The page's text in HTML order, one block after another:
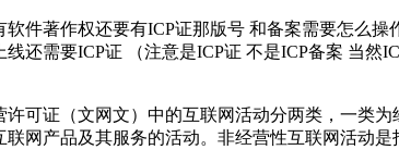
著作权还要有ICP证那版号 和备案需要怎么操
还需要ICP证 （注意是ICP证 不是ICP备案 当
证（文网文）中的互联网活动分两类，一类为
网产品及其服务的活动。非经营性互联网活动